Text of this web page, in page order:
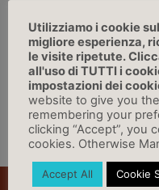
Utilizziamo i cookie
migliore esperienza,
le visite ripetute.
all'uso di TUTTI i
impostazioni dei
website to give you
remembering your
clicking “Accept”, you
cookies. Otherwise
Accept All Cookie